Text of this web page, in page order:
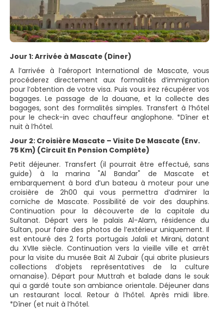
Jour 1: Arrivée à Mascate (Diner)
A l’arrivée à l’aéroport International de Mascate, vous
procéderez directement aux formalités d’immigration
pour l’obtention de votre visa. Puis vous irez récupérer vos
bagages. Le passage de la douane, et la collecte des
bagages, sont des formalités simples. Transfert à l’hôtel
pour le check-in avec chauffeur anglophone. *Dîner et
nuit à l’hôtel.
Jour 2: Croisière Mascate – Visite De Mascate (Env.
75 Km) (Circuit En Pension Complète)
Petit déjeuner. Transfert (il pourrait être effectué, sans
guide) à la marina "Al Bandar" de Mascate et
embarquement à bord d’un bateau à moteur pour une
croisière de 2h00 qui vous permettra d’admirer la
corniche de Mascate. Possibilité de voir des dauphins.
Continuation pour la découverte de la capitale du
Sultanat. Départ vers le palais Al-Alam, résidence du
Sultan, pour faire des photos de l’extérieur uniquement. Il
est entouré des 2 forts portugais Jalali et Mirani, datant
du XVIIe siècle. Continuation vers la vieille ville et arrêt
pour la visite du musée Baït Al Zubair (qui abrite plusieurs
collections d’objets représentatives de la culture
omanaise). Départ pour Muttrah et balade dans le souk
qui a gardé toute son ambiance orientale. Déjeuner dans
un restaurant local. Retour à l’hôtel. Après midi libre.
*Dîner (et nuit à l’hôtel.